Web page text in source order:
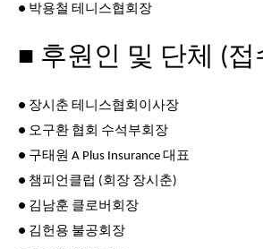
● 박용철 테니스협회장
■ 후원인 및 단체 (접
● 장시춘 테니스협회이사장
● 오구환 협회 수석부회장
● 구태원 A Plus Insurance 대표
● 챔피언클럽 (회장 장시춘)
● 김남훈 클로버회장
● 김헌용 불공회장